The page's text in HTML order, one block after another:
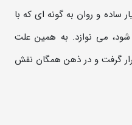
ساده و روان به گونه ای که با
می نوازد. به همین علت
گرفت و در ذهن همگان نقش